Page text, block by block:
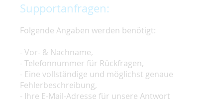
Supportanfragen:
Folgende Angaben werden benötigt:
- Vor- & Nachname,
- Telefonnummer für Rückfragen,
- Eine vollständige und möglichst genaue
Fehlerbeschreibung,
- Ihre E-Mail-Adresse für unsere Antwort